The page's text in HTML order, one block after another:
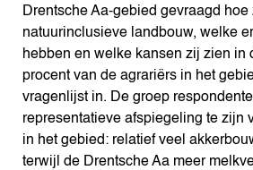
Drentsche Aa-gebied gevraagd
natuurinclusieve landbouw, welke
hebben en welke kansen zij zien in
procent van de agrariërs in het
vragenlijst in. De groep
representatieve afspiegeling te zijn
in het gebied: relatief veel
terwijl de Drentsche Aa meer